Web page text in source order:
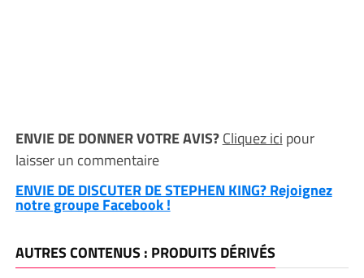
ENVIE DE DONNER VOTRE AVIS?Cliquez ici pour
laisser un commentaire
ENVIE DE DISCUTER DE STEPHEN KING? Rejoignez
notre groupe Facebook !
AUTRES CONTENUS : PRODUITS DÉRIVÉS